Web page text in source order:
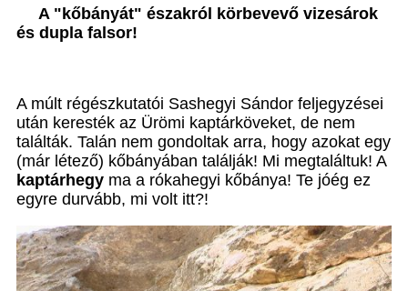
A "kőbányát" északról körbevevő vizesárok
és dupla falsor!
A múlt régészkutatói Sashegyi Sándor feljegyzései
után keresték az Ürömi kaptárköveket, de nem
találták. Talán nem gondoltak arra, hogy azokat egy
(már létező) kőbányában találják! Mi megtaláltuk! A
kaptárhegy ma a rókahegyi kőbánya! Te jóég ez
egyre durvább, mi volt itt?!